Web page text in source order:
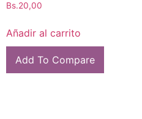
Bs.20,00
Añadir al carrito
Add To Compare